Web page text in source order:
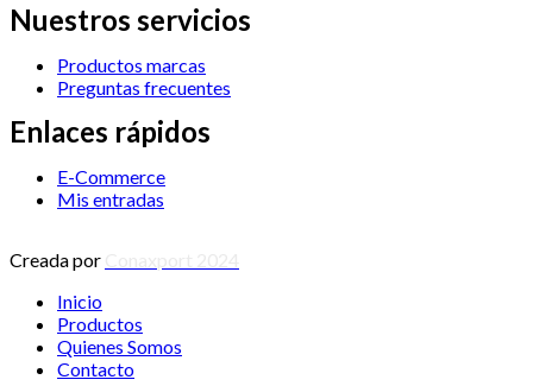
Nuestros servicios
Productos marcas
Preguntas frecuentes
Enlaces rápidos
E-Commerce
Mis entradas
Creada por
Inicio
Productos
Quienes Somos
Contacto